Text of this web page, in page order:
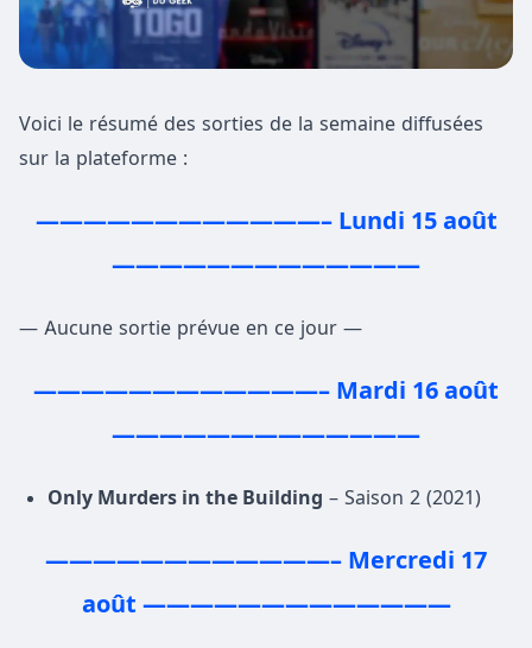
Voici le résumé des sorties de la semaine diffusées
sur la plateforme :
————————————– Lundi 15 août
—————————————
— Aucune sortie prévue en ce jour —
————————————– Mardi 16 août
—————————————
Only Murders in the Building – Saison 2 (2021)
————————————– Mercredi 17
août —————————————